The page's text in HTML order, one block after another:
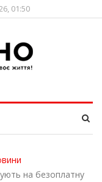
01:50
на безоплатну